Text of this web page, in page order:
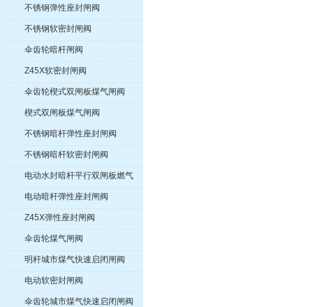
不锈钢弹性座封闸阀
不锈钢软密封闸阀
伞齿轮暗杆闸阀
Z45X软密封闸阀
伞齿轮楔式双闸板煤气闸阀
楔式双闸板煤气闸阀
不锈钢暗杆弹性座封闸阀
不锈钢暗杆软密封闸阀
电动水封暗杆平行双闸板燃气
紧急切断阀
电动暗杆弹性座封闸阀
Z45X弹性座封闸阀
伞齿轮煤气闸阀
明杆城市煤气快速启闭闸阀
电动软密封闸阀
伞齿轮城市煤气快速启闭闸阀